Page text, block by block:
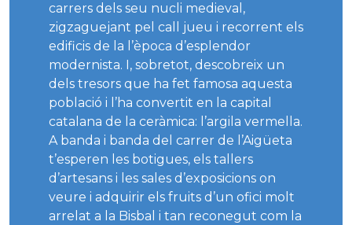
carrers dels seu nucli medieval,
zigzaguejant pel call jueu i recorrent els
edificis de la l’època d’esplendor
modernista. I, sobretot, descobreix un
dels tresors que ha fet famosa aquesta
població i l’ha convertit en la capital
catalana de la ceràmica: l’argila vermella.
A banda i banda del carrer de l’Aigüeta
t’esperen les botigues, els tallers
d’artesans i les sales d’exposicions on
veure i adquirir els fruits d’un ofici molt
arrelat a la Bisbal i tan reconegut com la